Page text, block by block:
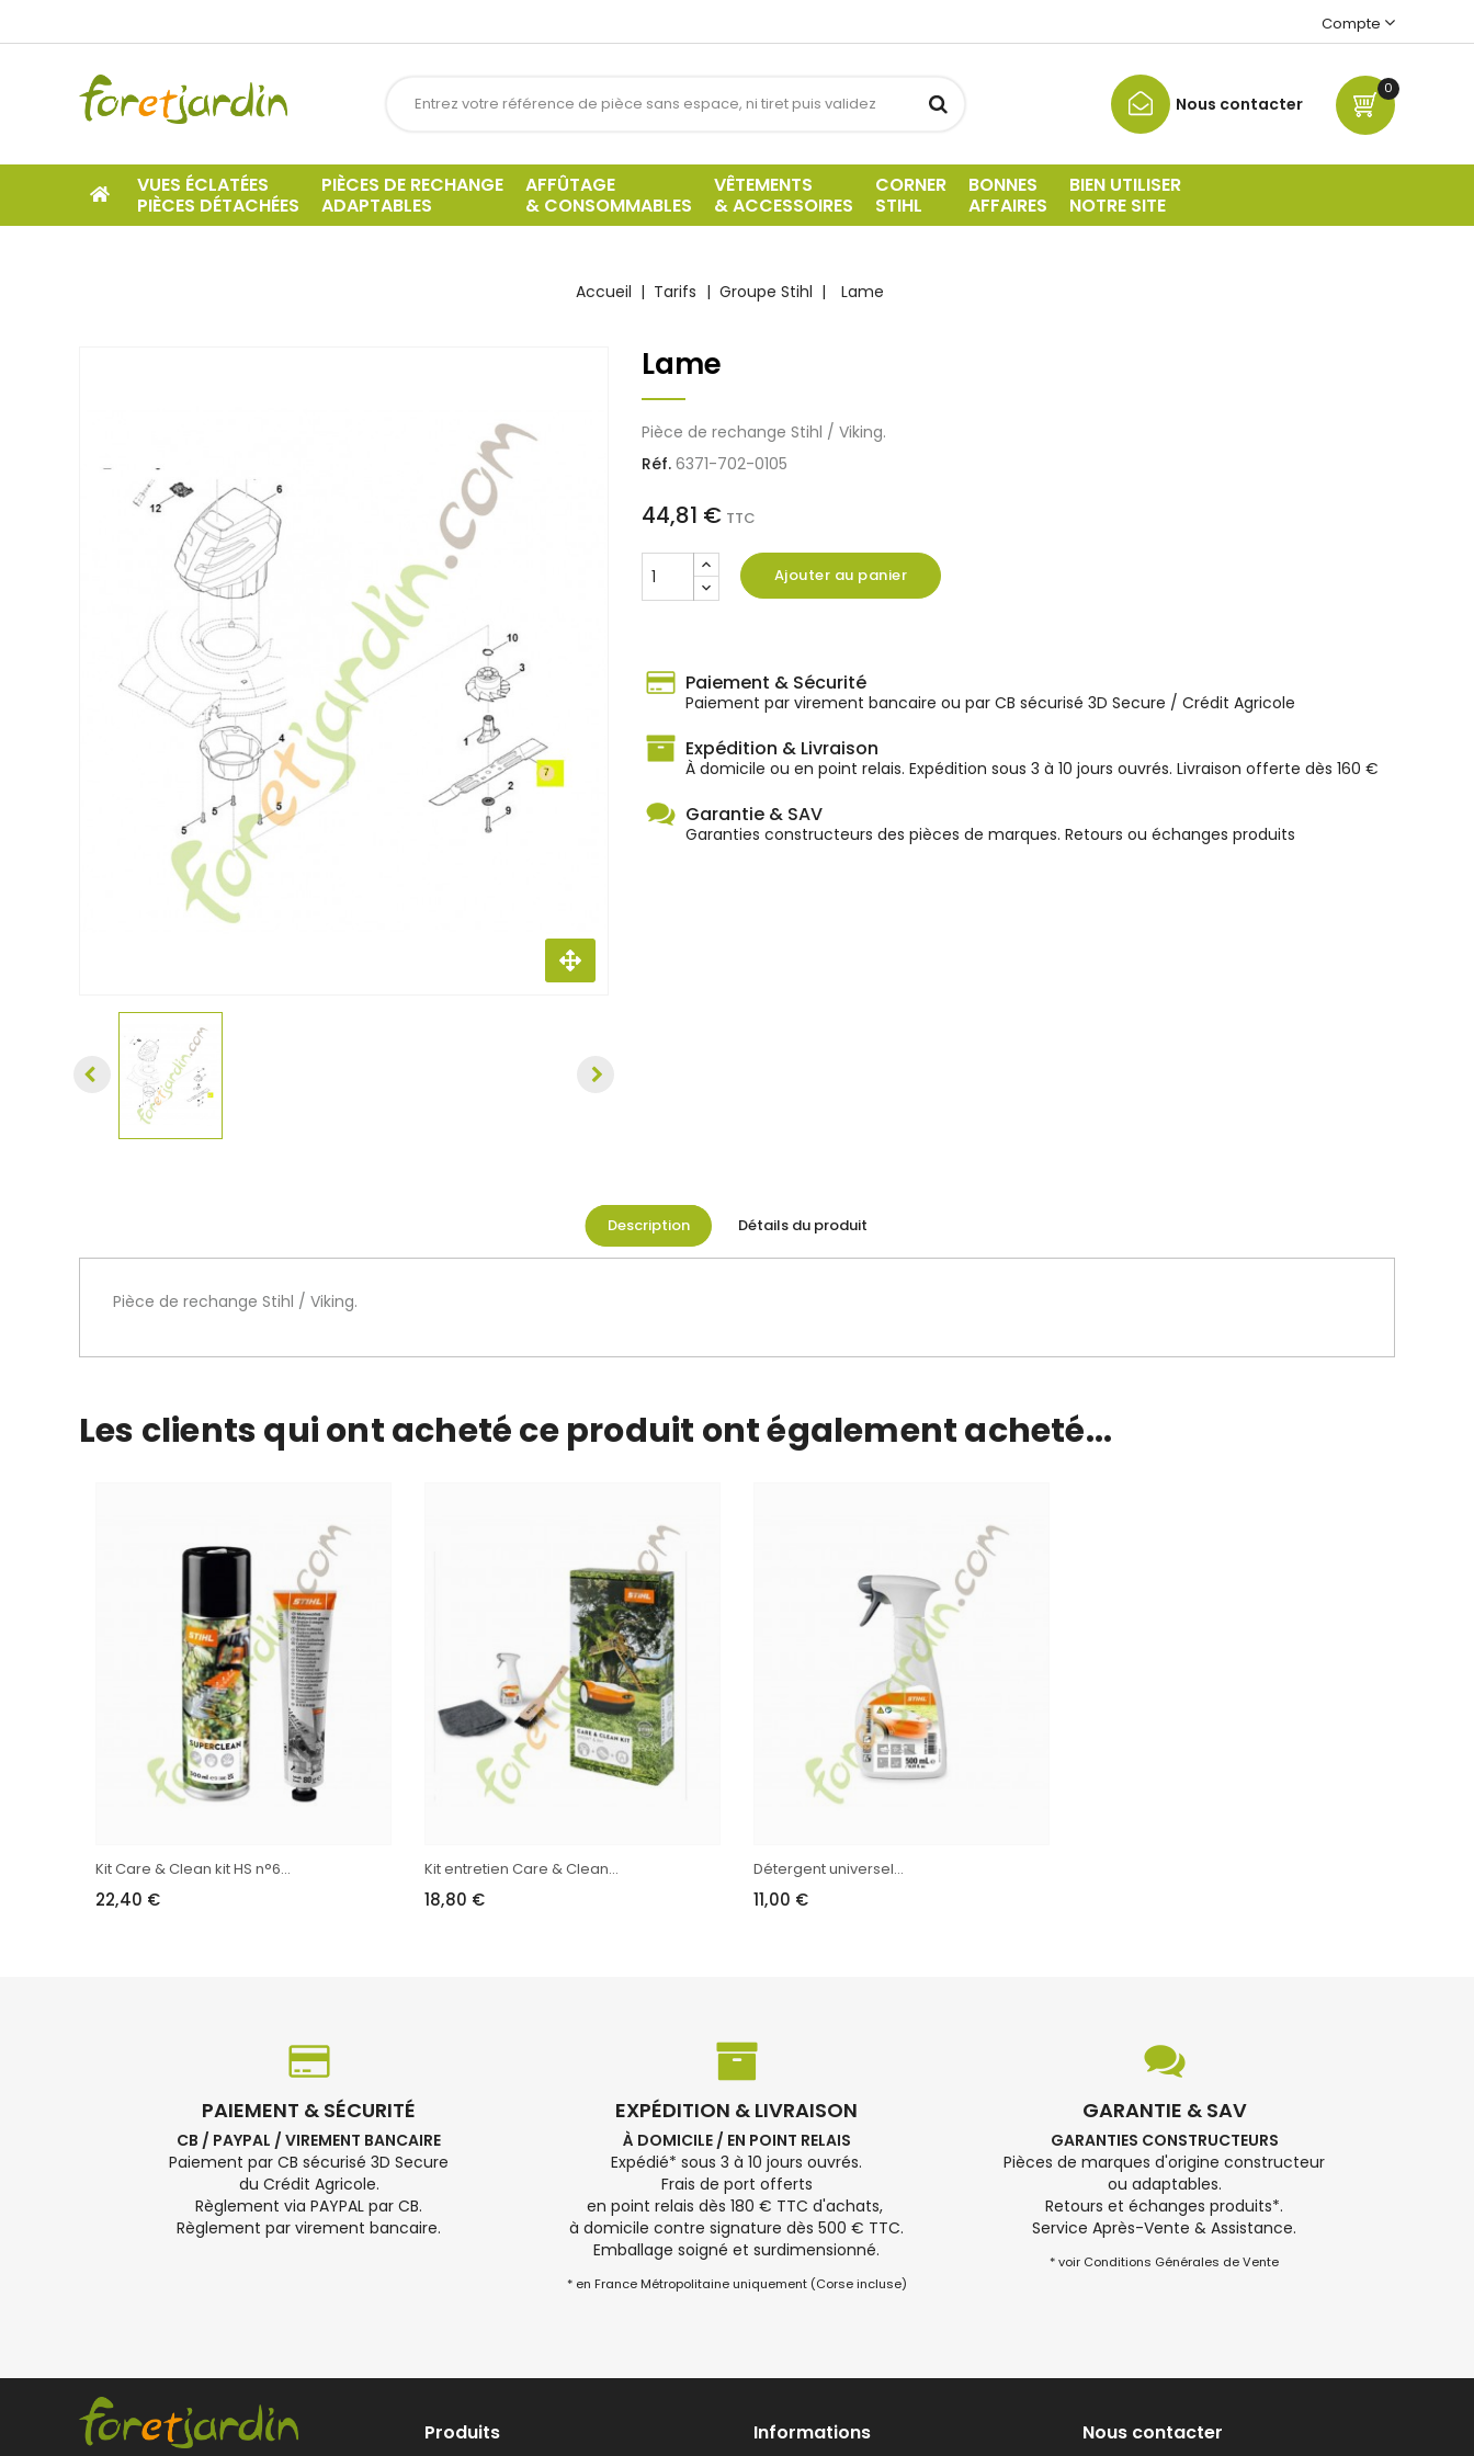
Compte
0
Nous contacter
VUES ÉCLATÉES
PIÈCES DÉTACHÉES
PIÈCES DE RECHANGE
ADAPTABLES
AFFÛTAGE
& CONSOMMABLES
VÊTEMENTS
& ACCESSOIRES
CORNER
STIHL
BONNES
AFFAIRES
BIEN UTILISER
NOTRE SITE
Accueil Tarifs Groupe Stihl Lame
Lame
Pièce de rechange Stihl / Viking.
Réf. 6371-702-0105
44,81 € TTC
Ajouter au panier
Paiement & Sécurité
Paiement par virement bancaire ou par CB sécurisé 3D Secure / Crédit Agricole
Expédition & Livraison
À domicile ou en point relais. Expédition sous 3 à 10 jours ouvrés. Livraison offerte dès 160 €
Garantie & SAV
Garanties constructeurs des pièces de marques. Retours ou échanges produits
Description Détails du produit
Pièce de rechange Stihl / Viking.
Les clients qui ont acheté ce produit ont également acheté...
Kit Care & Clean kit HS n°6...
22,40 €
Kit entretien Care & Clean...
18,80 €
Détergent universel...
11,00 €
PAIEMENT & SÉCURITÉ
CB / PAYPAL / VIREMENT BANCAIRE
Paiement par CB sécurisé 3D Secure
du Crédit Agricole.
Règlement via PAYPAL par CB.
Règlement par virement bancaire.
EXPÉDITION & LIVRAISON
À DOMICILE / EN POINT RELAIS
Expédié* sous 3 à 10 jours ouvrés.
Frais de port offerts
en point relais dès 180 € TTC d'achats,
à domicile contre signature dès 500 € TTC.
Emballage soigné et surdimensionné.
* en France Métropolitaine uniquement (Corse incluse)
GARANTIE & SAV
GARANTIES CONSTRUCTEURS
Pièces de marques d'origine constructeur
ou adaptables.
Retours et échanges produits*.
Service Après-Vente & Assistance.
* voir Conditions Générales de Vente
Produits Informations Nous contacter